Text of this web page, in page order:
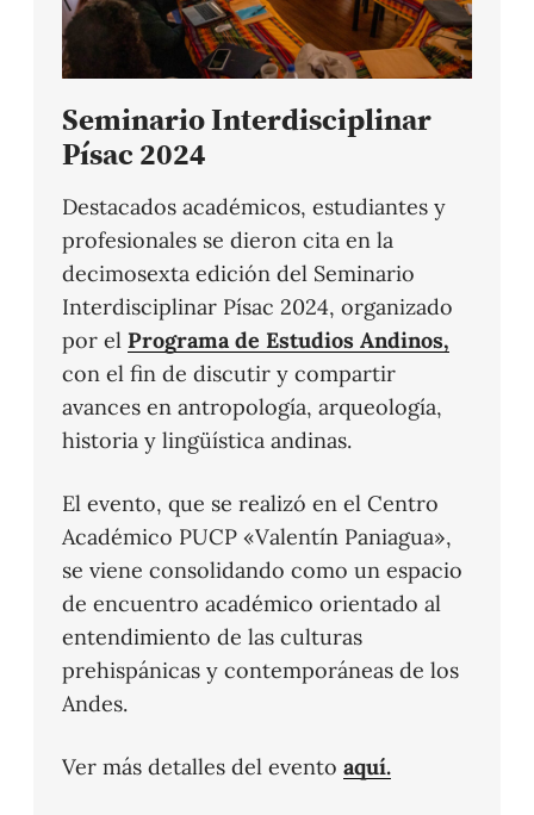
Seminario Interdisciplinar
Písac 2024
Destacados académicos, estudiantes y
profesionales se dieron cita en la
decimosexta edición del Seminario
Interdisciplinar Písac 2024, organizado
por el Programa de Estudios Andinos,
con el fin de discutir y compartir
avances en antropología, arqueología,
historia y lingüística andinas.
El evento, que se realizó en el Centro
Académico PUCP «Valentín Paniagua»,
se viene consolidando como un espacio
de encuentro académico orientado al
entendimiento de las culturas
prehispánicas y contemporáneas de los
Andes.
Ver más detalles del evento aquí.